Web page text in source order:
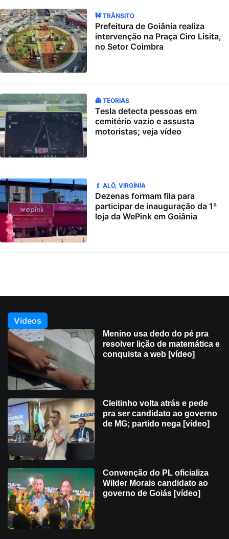
🚧 TRÂNSITO
Prefeitura de Goiânia realiza
intervenção na Praça Ciro Lisita,
no Setor Coimbra
👻 TEORIAS
Tesla detecta pessoas em
cemitério vazio e assusta
motoristas; veja vídeo
💄 ALÔ, VIRGÍNIA
Dezenas formam fila para
participar de inauguração da 1ª
loja da WePink em Goiânia
Videos
Menino usa dedo do pé pra
resolver lição de matemática e
conquista a web [vídeo]
Cleitinho volta atrás e pede
pra ser candidato ao governo
de MG; partido nega [vídeo]
Convenção do PL oficializa
Wilder Morais candidato ao
governo de Goiás [vídeo]